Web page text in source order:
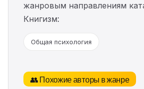
жанровым направлениям
Книгизм:
Общая психология
👥 Похожие авторы в жанре